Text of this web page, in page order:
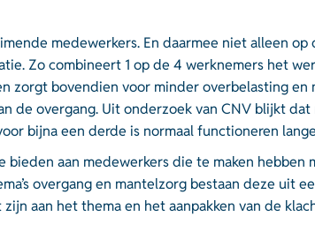
medewerkers. En daarmee niet alleen
Zo combineert 1 op de 4 werknemers het
zorgt bovendien voor minder overbelasting
de overgang. Uit onderzoek van CNV blijkt
bijna een derde is normaal functioneren
aan medewerkers die te maken hebben
overgang en mantelzorg bestaan deze uit
aan het thema en het aanpakken van de